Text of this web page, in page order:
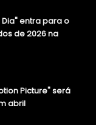
entra para o
de 2026 na
Picture" será
abril